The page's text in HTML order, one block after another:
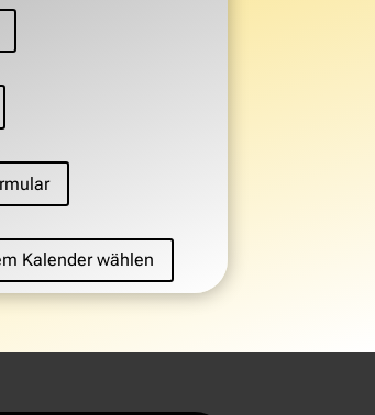
Kalender wählen